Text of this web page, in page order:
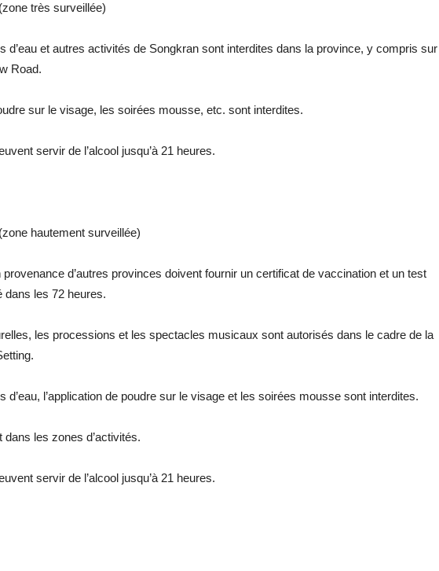
très surveillée)
d’eau et autres activités de Songkran sont interdites dans la province, y compris sur
Road.
sur le visage, les soirées mousse, etc. sont interdites.
servir de l’alcool jusqu’à 21 heures.
hautement surveillée)
d’autres provinces doivent fournir un certificat de vaccination et un test
dans les 72 heures.
les processions et les spectacles musicaux sont autorisés dans le cadre de la
d’eau, l’application de poudre sur le visage et les soirées mousse sont interdites.
dans les zones d’activités.
servir de l’alcool jusqu’à 21 heures.